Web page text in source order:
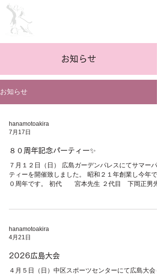
​お知らせ
お知らせ
hanamotoakira
7月17日
８０周年記念パーティー✨
７月１２日（日） 広島ガーデンパレスにてサマーパ
ティーを開催致しました。 昭和２１年創業し今年で
０周年です。 初代 宮本先生 ２代目 下岡正男先
ての皆様、本当に有り難う御座います🙏 １２月１３
打ちクリスマスパーティーを開催致します。 是非と
御参加くださいませ🕺✨💃
hanamotoakira
4月21日
2026広島大会
４月５日（日）中区スポーツセンターにて広島大会